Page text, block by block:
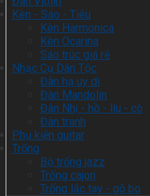
Kèn - Sáo - Tiêu
Kèn Harmonica
Kèn Ocarina
Sáo trúc giá rẻ
Nhạc Cụ Dân Tộc
Đàn hạ uy di
Đàn Mandolin
Đàn Nhị - hồ - líu - cò
Đàn tranh
Phụ kiện guitar
Trống
Bộ trống jazz
Trống cajon
Trống lắc tay - gõ bo